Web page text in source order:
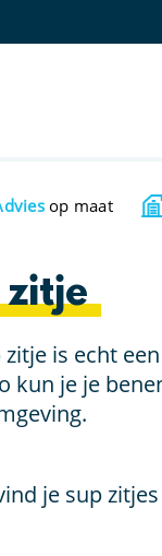
op maat
zitje
zitje is echt
kun je je
je sup